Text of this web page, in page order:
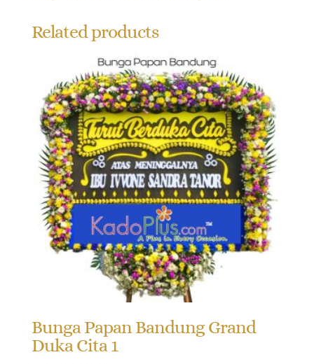
Related products
Bunga Papan Bandung Grand
Duka Cita 1